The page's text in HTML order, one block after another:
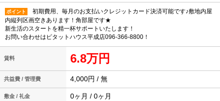
ポイント
初期費用、毎月のお支払いクレジットカード決済可能です♪敷地内屋
内縦列区画空きあります！角部屋です★
新生活のスタートを精一杯サポートいたします！
お問い合わせはピタットハウス平成店096-366-8800！
賃料 6.8万円
共益費 / 管理費 4,000円 / 無
敷金 / 礼金 0ヶ月 / 0ヶ月